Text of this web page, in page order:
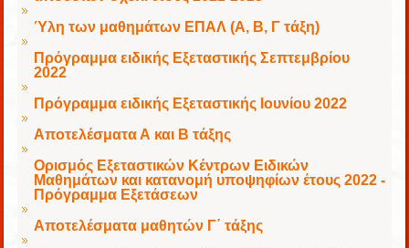
Ύλη των μαθημάτων ΕΠΑΛ (Α, Β, Γ τάξη)
Πρόγραμμα ειδικής Εξεταστικής Σεπτεμβρίου
2022
Πρόγραμμα ειδικής Εξεταστικής Ιουνίου 2022
Αποτελέσματα Α και Β τάξης
Ορισμός Εξεταστικών Κέντρων Ειδικών
Μαθημάτων και κατανομή υποψηφίων έτους 2022 -
Πρόγραμμα Εξετάσεων
Αποτελέσματα μαθητών Γ΄ τάξης